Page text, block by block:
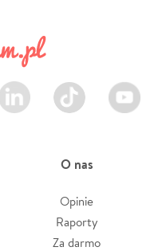
LinkedIn TikTok Youtube
O nas
Opinie
Raporty
Za darmo